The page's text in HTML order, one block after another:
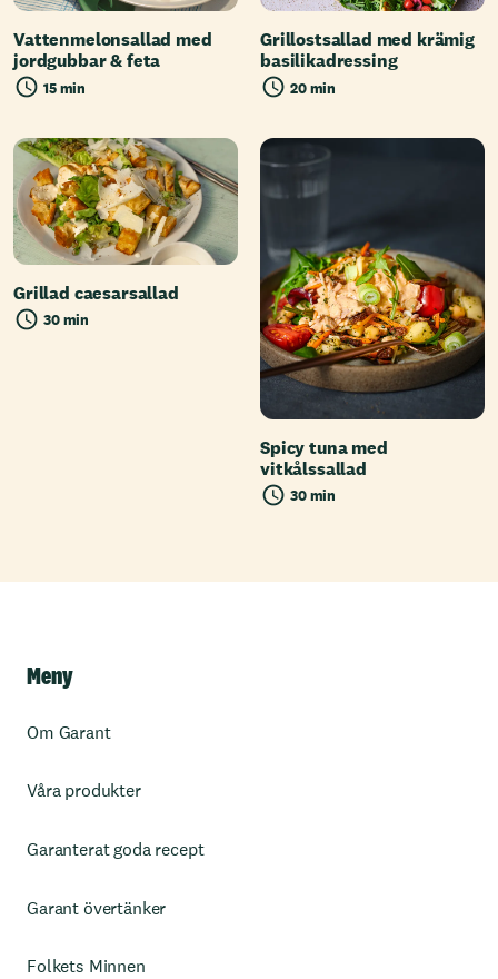
Vattenmelonsallad med
jordgubbar & feta
15 min
Grillostsallad med krämig
basilikadressing
20 min
Grillad caesarsallad
30 min
Spicy tuna med
vitkålssallad
30 min
Meny
Om Garant
Våra produkter
Garanterat goda recept
Garant övertänker
Folkets Minnen